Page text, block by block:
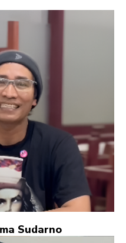
Sudarno